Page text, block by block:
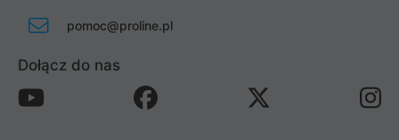
pomoc@proline.pl
Dołącz do nas